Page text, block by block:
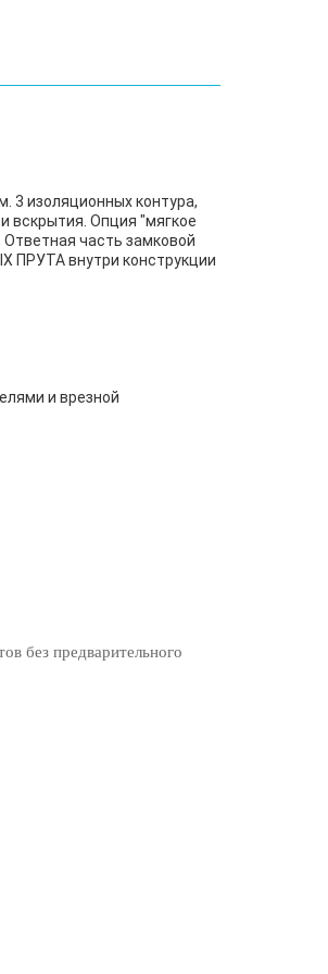
3 изоляционных контура,
вскрытия. Опция "мягкое
часть замковой
внутри конструкции
и врезной
без предварительного